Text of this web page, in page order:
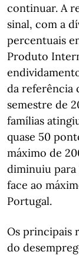
continuar. A
sinal, com a
percentuais
Produto
da referência
semestre de
famílias
quase 50
máximo de
diminuiu para
face ao
Portugal.
Os principais
do